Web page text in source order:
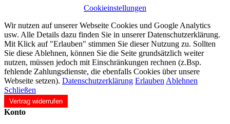
Cookieinstellungen
Wir nutzen auf unserer Webseite Cookies und Google Analytics
usw. Alle Details dazu finden Sie in unserer Datenschutzerklärung.
Mit Klick auf "Erlauben" stimmen Sie dieser Nutzung zu. Sollten
Sie diese Ablehnen, können Sie die Seite grundsätzlich weiter
nutzen, müssen jedoch mit Einschränkungen rechnen (z.Bsp.
fehlende Zahlungsdienste, die ebenfalls Cookies über unsere
Webseite setzen). Datenschutzerklärung Erlauben Ablehnen
Schließen
Vertrag widerrufen
Konto